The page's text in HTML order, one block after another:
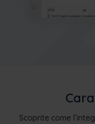
Scoprite come